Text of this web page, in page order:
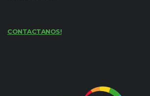
CONTACTANOS!